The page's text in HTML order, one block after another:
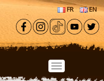
au contenu principal
FR EN